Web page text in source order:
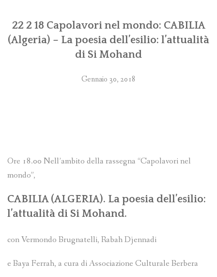
22 2 18 Capolavori nel mondo: CABILIA
(Algeria) – La poesia dell’esilio: l’attualità
di Si Mohand
Gennaio 30, 2018
Ore 18.00 Nell’ambito della rassegna “Capolavori nel
mondo”,
CABILIA (ALGERIA). La poesia dell’esilio:
l’attualità di Si Mohand.
con Vermondo Brugnatelli, Rabah Djennadi
e Baya Ferrah, a cura di Associazione Culturale Berbera